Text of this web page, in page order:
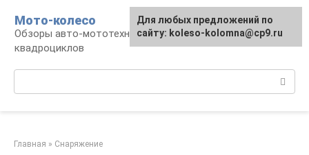
контенту
Мото-колесо
Обзоры авто-мототехники, снегоходов,
квадроциклов
Главная » Снаряжение
Для любых предложений по
сайту: koleso-kolomna@cp9.ru